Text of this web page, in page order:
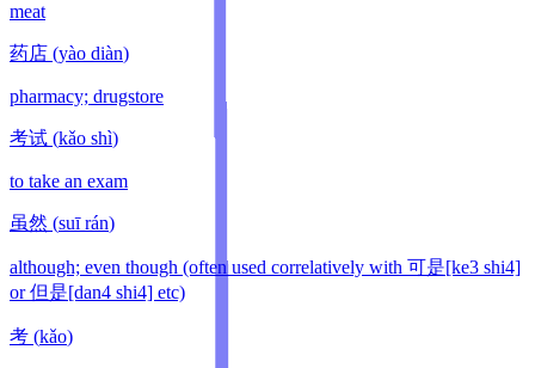
meat
药店 (yào diàn)
pharmacy; drugstore
考试 (kǎo shì)
to take an exam
虽然 (suī rán)
although; even though (often used correlatively with 可是[ke3 shi4]
or 但是[dan4 shi4] etc)
考 (kǎo)